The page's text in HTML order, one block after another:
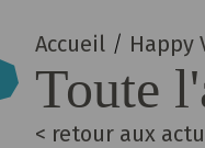
Accueil / Happy
Toute
< retour aux